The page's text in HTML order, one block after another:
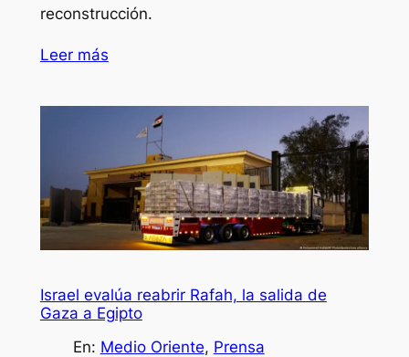
reconstrucción.
Leer más
Israel evalúa reabrir Rafah, la salida de
Gaza a Egipto
En: Medio Oriente, Prensa